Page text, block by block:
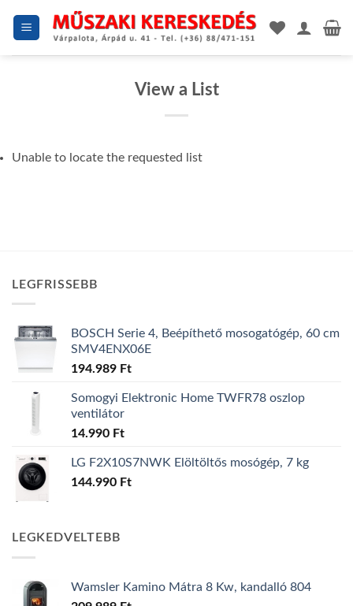
View a List
Unable to locate the requested list
LEGFRISSEBB
BOSCH Serie 4, Beépíthető mosogatógép, 60 cm
SMV4ENX06E
194.989 Ft
Somogyi Elektronic Home TWFR78 oszlop
ventilátor
14.990 Ft
LG F2X10S7NWK Elöltöltős mosógép, 7 kg
144.990 Ft
LEGKEDVELTEBB
Wamsler Kamino Mátra 8 Kw, kandalló 804